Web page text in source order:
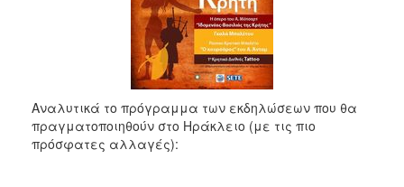
2006
Αναλυτικά το πρόγραμμα των εκδηλώσεων που θα
πραγματοποιηθούν στο Ηράκλειο (με τις πιο
πρόσφατες αλλαγές):